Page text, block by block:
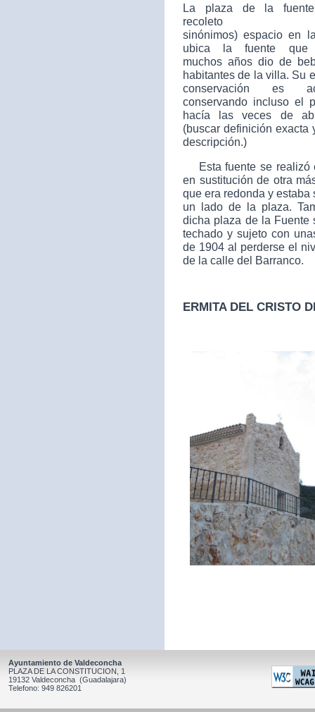
La plaza de la
recoleto
sinónimos) espacio en
ubica la fuente que
muchos años dio de
habitantes de la villa. Su
conservación es
conservando incluso el
hacía las veces de
(buscar definición exacta
descripción.)
Esta fuente se realizó
en sustitución de otra
que era redonda y estaba
un lado de la plaza.
dicha plaza de la Fuente
techado y sujeto con
de 1904 al perderse el
de la calle del Barranco.
ERMITA DEL CRISTO
Ayuntamiento de Valdeconcha
PLAZA DE LA CONSTITUCION, 1
19132 Valdeconcha (Guadalajara)
Telefono: 949 826201